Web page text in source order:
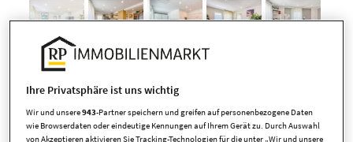
Ihre Privatsphäre ist uns wichtig
Wir und unsere943-Partner speichern und greifen auf personenbezogene Daten
wie Browserdaten oder eindeutige Kennungen auf Ihrem Gerät zu. Durch Auswahl
von Akzeptieren aktivieren Sie Tracking-Technologien für die unter „Wir und unsere